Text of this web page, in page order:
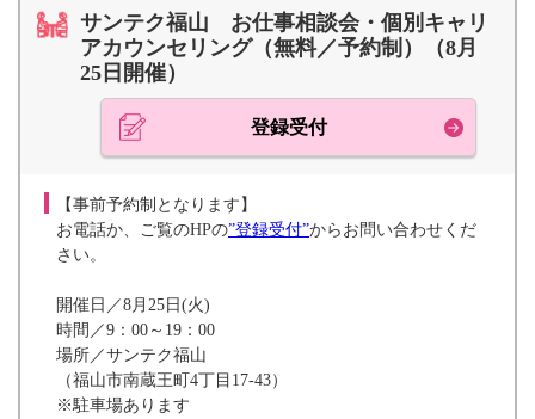
サンテク福山 お仕事相談会・個別キャリ
アカウンセリング（無料／予約制）（8月
25日開催）
登録受付
【事前予約制となります】
お電話か、ご覧のHPの”登録受付”からお問い合わせくだ
さい。
開催日／8月25日(火)
時間／9：00～19：00
場所／サンテク福山
（福山市南蔵王町4丁目17-43）
※駐車場あります